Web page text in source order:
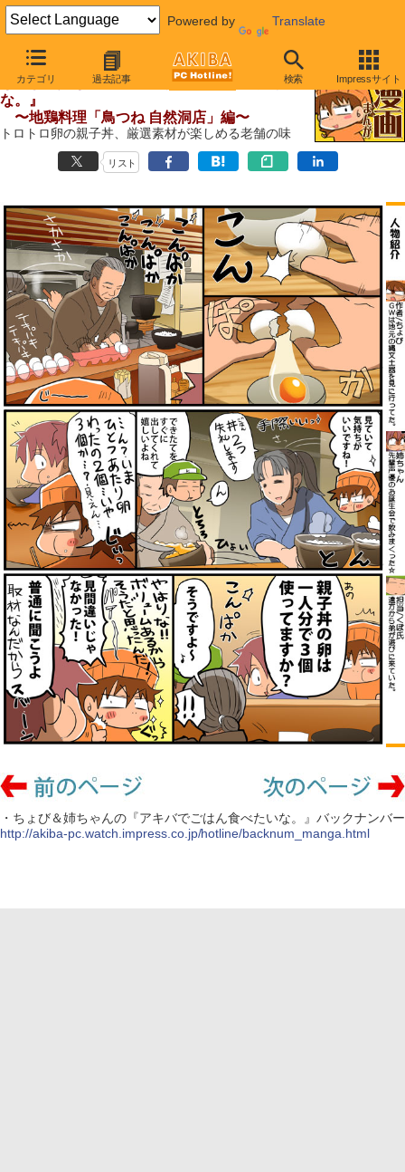
Powered by Translate
カテゴリ 過去記事 検索 Impressサイト
【 2011年5月17日 】
ちょび＆姉ちゃんの『アキバでごはん食べたい
な。』
〜地鶏料理「鳥つね 自然洞店」編〜
トロトロ卵の親子丼、厳選素材が楽しめる老舗の味
リスト
・ちょび＆姉ちゃんの『アキバでごはん食べたいな。』バックナンバー
http://akiba-pc.watch.impress.co.jp/hotline/backnum_manga.html